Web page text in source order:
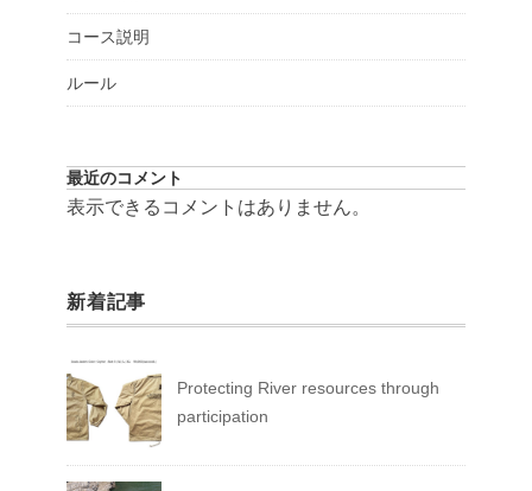
コース説明
ルール
最近のコメント
表示できるコメントはありません。
新着記事
Protecting River resources through
participation